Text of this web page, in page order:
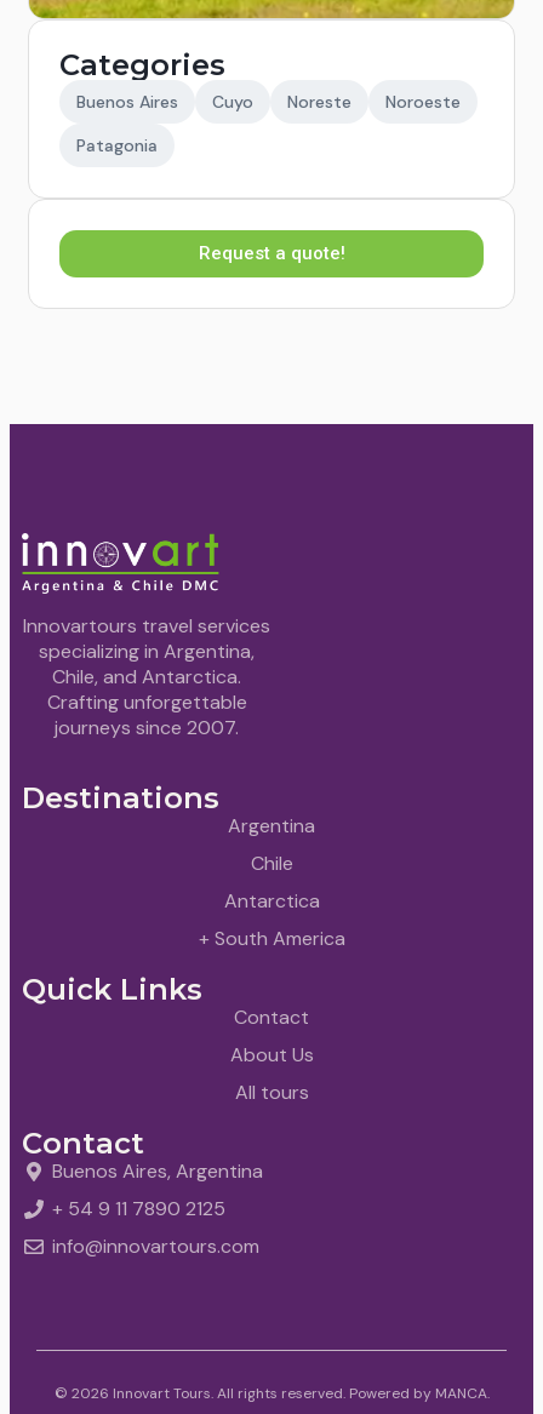
Categories
Buenos Aires Cuyo Noreste
Noroeste
Patagonia
Request a quote!
Innovartours travel services
specializing in Argentina,
Chile, and Antarctica.
Crafting unforgettable
journeys since 2007.
Destinations
Argentina
Chile
Antarctica
+ South America
Quick Links
Contact
About Us
All tours
Contact
Buenos Aires, Argentina
+ 54 9 11 7890 2125
info@innovartours.com
© 2026 Innovart Tours. All rights reserved. Powered by MANCA.